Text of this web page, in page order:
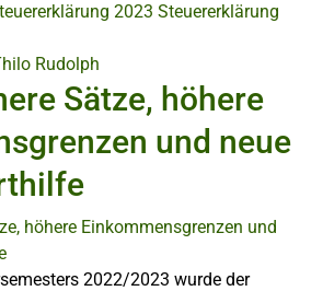
2023 Steuererklärung
Rudolph
Sätze, höhere
und neue
2022/2023 wurde der